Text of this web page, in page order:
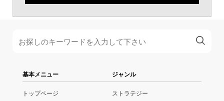
基本メニュー
トップページ
ジャンル
ストラテジー